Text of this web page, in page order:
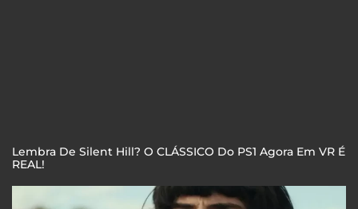
Lembra De Silent Hill? O CLÁSSICO Do PS1 Agora Em VR É
REAL!